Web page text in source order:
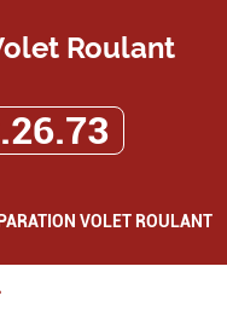
Roulant
VOLET ROULANT